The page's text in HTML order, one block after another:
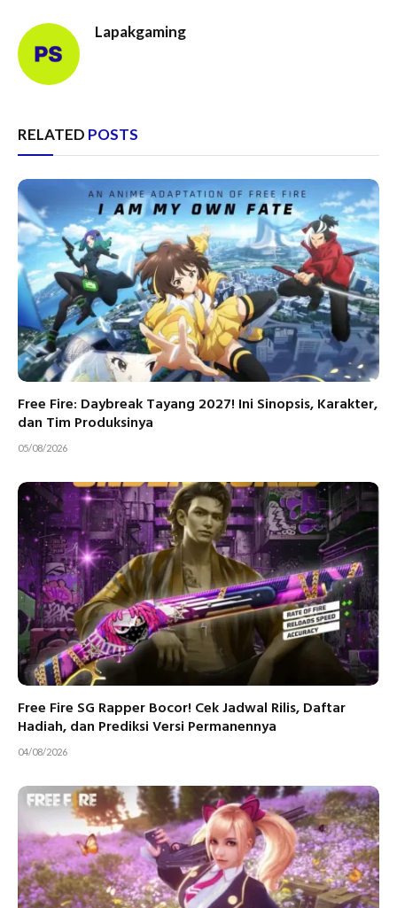
Lapakgaming
RELATED POSTS
Free Fire: Daybreak Tayang 2027! Ini Sinopsis, Karakter,
dan Tim Produksinya
05/08/2026
Free Fire SG Rapper Bocor! Cek Jadwal Rilis, Daftar
Hadiah, dan Prediksi Versi Permanennya
04/08/2026